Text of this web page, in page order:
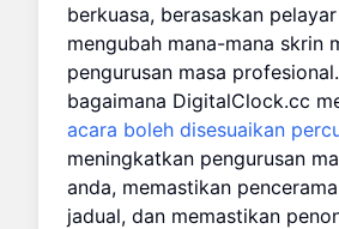
berkuasa, berasaskan
mengubah mana-mana skrin
pengurusan masa
bagaimana DigitalClock.cc
acara boleh disesuaikan
meningkatkan pengurusan
anda, memastikan
jadual, dan memastikan